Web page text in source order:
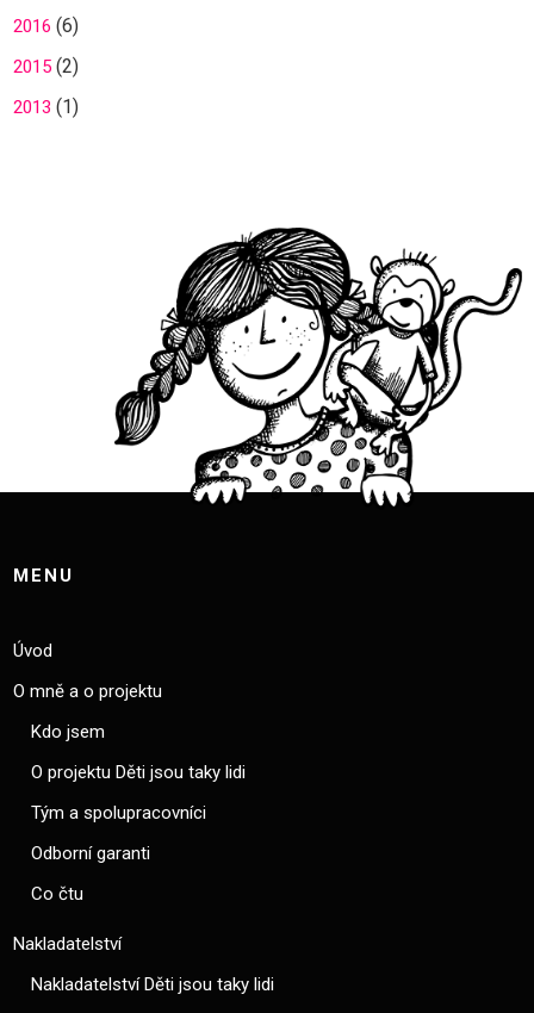
2016 (6)
2015(2)
2013 (1)
MENU
Úvod
O mně a o projektu
Kdo jsem
O projektu Děti jsou taky lidi
Tým a spolupracovníci
Odborní garanti
Co čtu
Nakladatelství
Nakladatelství Děti jsou taky lidi